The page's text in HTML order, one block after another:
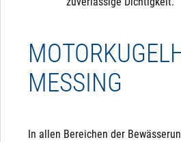
MESSING
In allen Bereichen der